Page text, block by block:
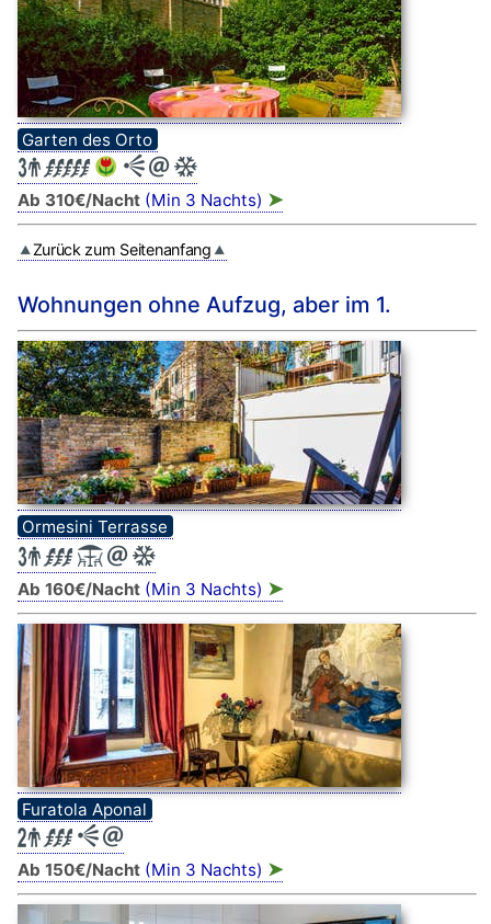
Garten des Orto
Ab 310€/Nacht(Min 3 Nachts) ➤
Zurück zum Seitenanfang
Wohnungen ohne Aufzug, aber im 1.
Ormesini Terrasse
Ab 160€/Nacht(Min 3 Nachts) ➤
Furatola Aponal
Ab 150€/Nacht(Min 3 Nachts) ➤